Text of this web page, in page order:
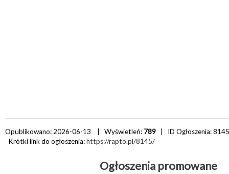
Opublikowano: 2026-06-13 | Wyświetleń: 789 | ID Ogłoszenia:8145
Krótki link do ogłoszenia:https://rapto.pl/8145/
Ogłoszenia promowane